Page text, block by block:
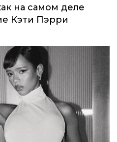
на самом деле
Кэти Пэрри